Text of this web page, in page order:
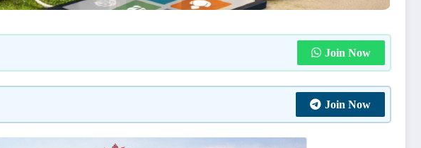
Join Now
Join Now